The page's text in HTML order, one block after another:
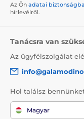
Az Ön adatai
hírlevélről.
Tanácsra van
Az ügyfélszolgálat
Hol találsz
Magyar